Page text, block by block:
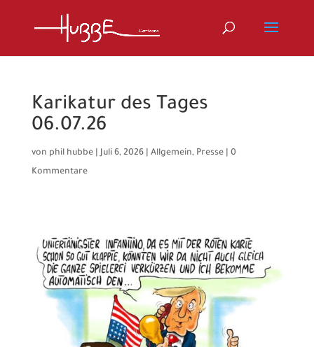
Karikatur des Tages
06.07.26
von phil hubbe|Juli 6, 2026| Allgemein, Presse| 0
Kommentare